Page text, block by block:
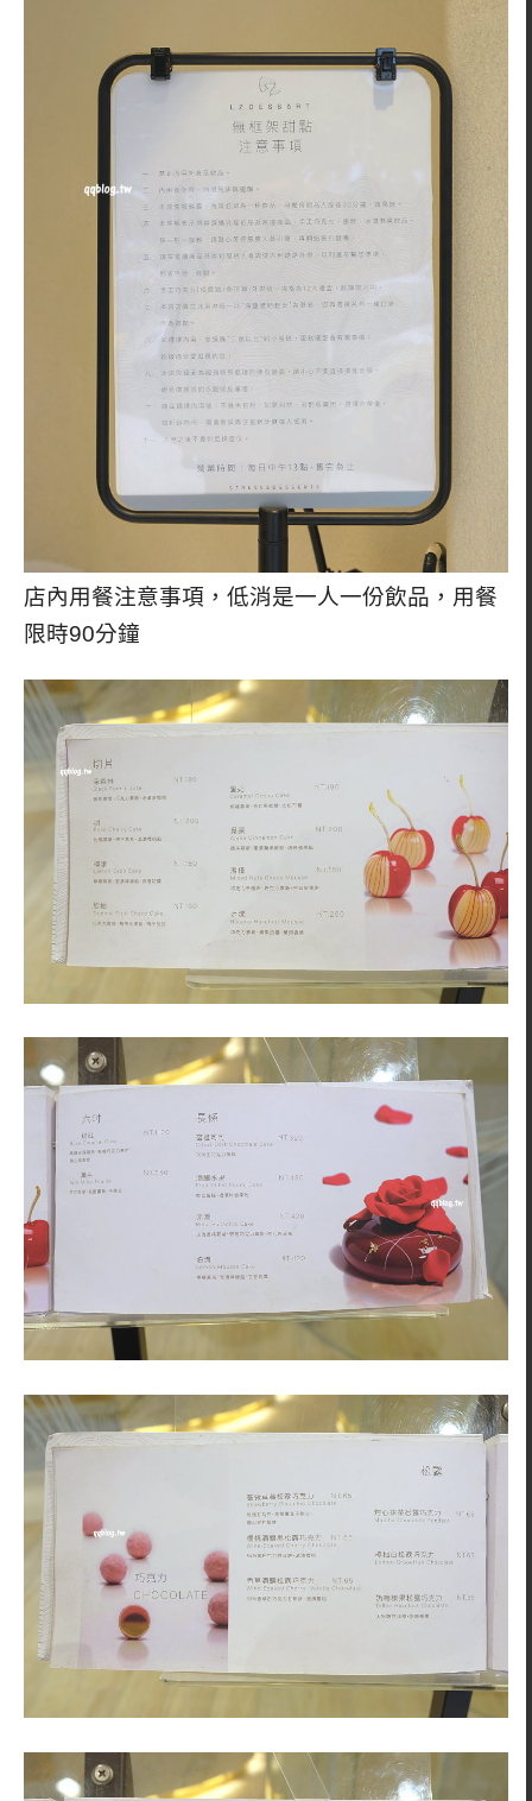
店內用餐注意事項，低消是一人一份飲品，用餐
限時90分鐘